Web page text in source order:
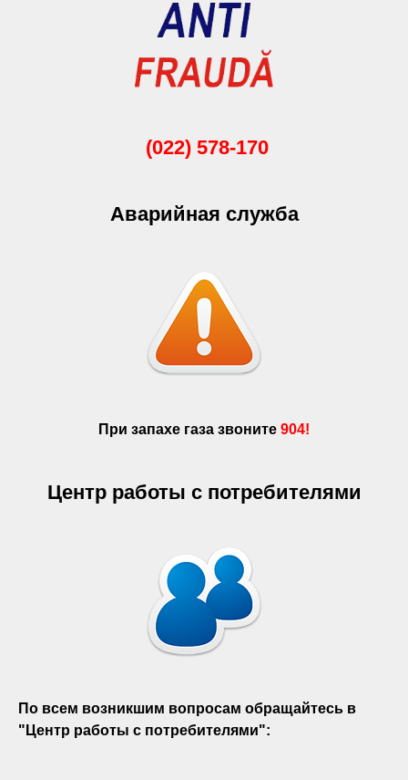
(022) 578-170
Аварийная служба
При запахе газа звоните 904!
Центр работы с потребителями
По всем возникшим вопросам обращайтесь в
"Центр работы с потребителями":